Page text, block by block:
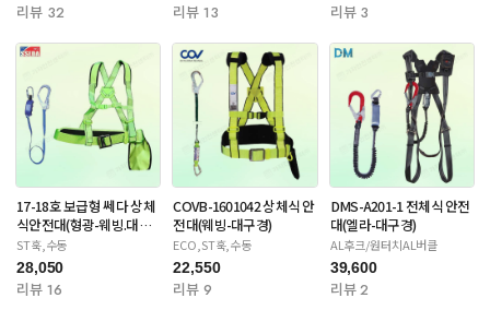
리뷰 32 리뷰 13 리뷰 3
17-18호 보급형 쎄다 상체
식안전대(형광-웨빙.대구
경)
ST훅,수동
28,050
리뷰 16
COVB-1601042 상체식 안
전대(웨빙-대구경)
ECO,ST훅,수동
22,550
리뷰 9
DMS-A201-1 전체식 안전
대(엘라-대구경)
AL후크/원터치AL버클
39,600
리뷰 2